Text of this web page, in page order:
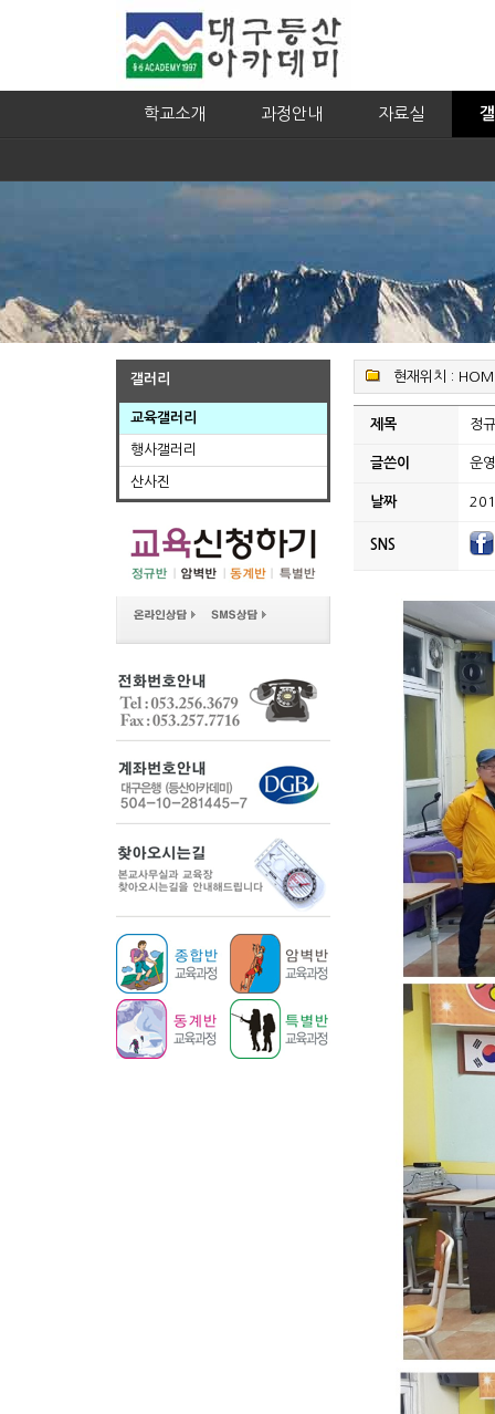
학교소개 과정안내 자료실
갤러리
교육갤러리
행사갤러리
산사진
현재위치 :
제목 정
글쓴이 운
날짜
SNS